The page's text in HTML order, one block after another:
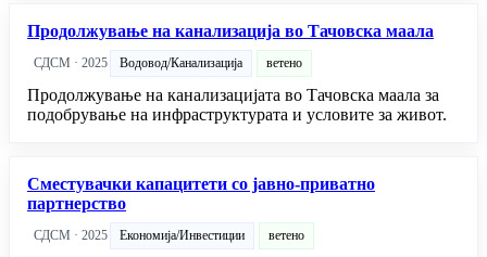
Продолжување на канализација во Тачовска маала
СДСМ · 2025 Водовод/Канализација ветено
Продолжување на канализацијата во Тачовска маала за
подобрување на инфраструктурата и условите за живот.
Сместувачки капацитети со јавно-приватно
партнерство
СДСМ · 2025 Економија/Инвестиции ветено